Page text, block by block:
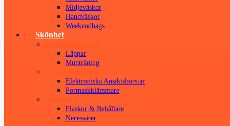
Midjeväskor
Handväskor
Weekendbags
Skönhet
Läppar
Munträning
Elektroniska Ansiktsborstar
Pormaskklämmare
Flaskor & Behållare
Necessärer